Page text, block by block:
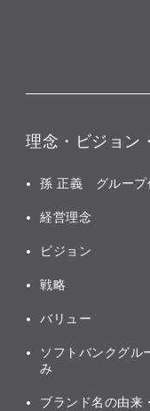
理念・ビジョン
孫 正義 グループ
経営理念
ビジョン
戦略
バリュー
ソフトバンクグル
み
ブランド名の由来